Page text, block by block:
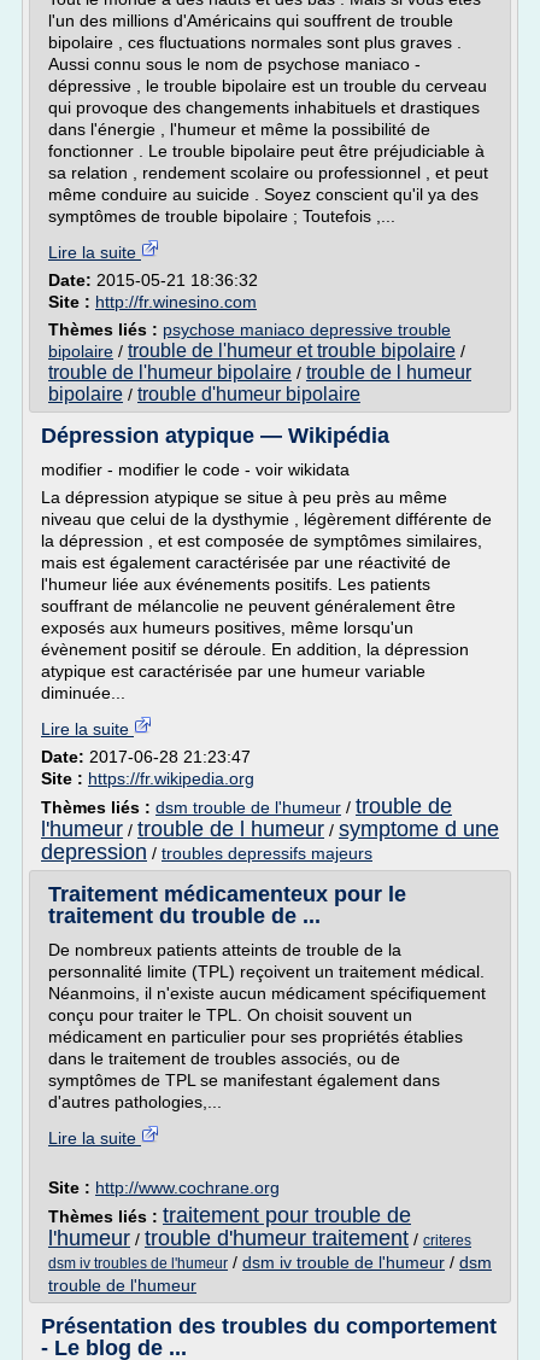
l'un des millions d'Américains qui souffrent de trouble
bipolaire , ces fluctuations normales sont plus graves .
Aussi connu sous le nom de psychose maniaco -
dépressive , le trouble bipolaire est un trouble du cerveau
qui provoque des changements inhabituels et drastiques
dans l'énergie , l'humeur et même la possibilité de
fonctionner . Le trouble bipolaire peut être préjudiciable à
sa relation , rendement scolaire ou professionnel , et peut
même conduire au suicide . Soyez conscient qu'il ya des
symptômes de trouble bipolaire ; Toutefois ,...
Lire la suite
Date: 2015-05-21 18:36:32
Site : http://fr.winesino.com
Thèmes liés : psychose maniaco depressive trouble
bipolaire / trouble de l'humeur et trouble bipolaire /
trouble de l'humeur bipolaire / trouble de l humeur
bipolaire / trouble d'humeur bipolaire
Dépression atypique — Wikipédia
modifier - modifier le code - voir wikidata
La dépression atypique se situe à peu près au même
niveau que celui de la dysthymie , légèrement différente de
la dépression , et est composée de symptômes similaires,
mais est également caractérisée par une réactivité de
l'humeur liée aux événements positifs. Les patients
souffrant de mélancolie ne peuvent généralement être
exposés aux humeurs positives, même lorsqu'un
évènement positif se déroule. En addition, la dépression
atypique est caractérisée par une humeur variable
diminuée...
Lire la suite
Date: 2017-06-28 21:23:47
Site : https://fr.wikipedia.org
Thèmes liés : dsm trouble de l'humeur / trouble de
l'humeur / trouble de l humeur / symptome d une
depression / troubles depressifs majeurs
Traitement médicamenteux pour le
traitement du trouble de ...
De nombreux patients atteints de trouble de la
personnalité limite (TPL) reçoivent un traitement médical.
Néanmoins, il n'existe aucun médicament spécifiquement
conçu pour traiter le TPL. On choisit souvent un
médicament en particulier pour ses propriétés établies
dans le traitement de troubles associés, ou de
symptômes de TPL se manifestant également dans
d'autres pathologies,...
Lire la suite
Site : http://www.cochrane.org
Thèmes liés : traitement pour trouble de
l'humeur / trouble d'humeur traitement / criteres
dsm iv troubles de l'humeur / dsm iv trouble de l'humeur / dsm
trouble de l'humeur
Présentation des troubles du comportement
- Le blog de ...